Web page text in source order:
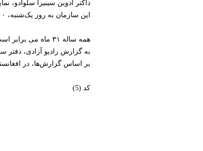
داکتر ادوین سینیرا سلوادو،
این سازمان به روز یک‌شنبه، ۱۰ جوزا در شبکه ایکس همچنان بر ایجاد محیط‌های کاری عاری از دود تاکید کرده است.
همه ساله ۳۱ ماه می برابر است با «روز جهانی بدون دخانیات یا روز جهانی نه به تنباکو».
به گزارش رادیو آزادی، دفتر
بر اساس گزارش‌ها، در
کد (5)